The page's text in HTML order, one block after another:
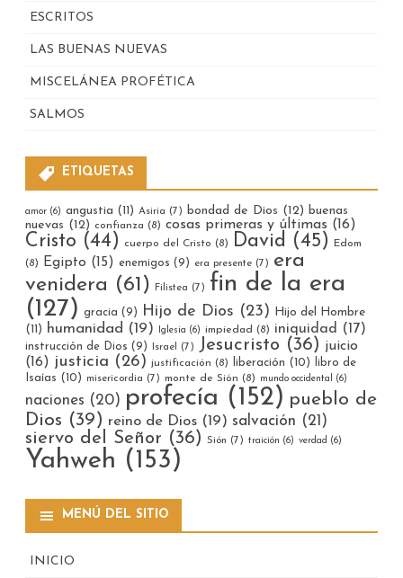
ESCRITOS
LAS BUENAS NUEVAS
MISCELÁNEA PROFÉTICA
SALMOS
ETIQUETAS
amor (6) angustia (11) Asiria (7) bondad de Dios (12) buenas
nuevas (12) confianza (8) cosas primeras y últimas (16)
Cristo (44) cuerpo del Cristo (8) David (45)
Edom
(8) Egipto (15) enemigos (9) era presente (7) era
venidera (61) Filistea (7) fin de la era
(127) gracia (9) Hijo de Dios (23)
Hijo del Hombre
(11)
humanidad (19) Iglesia (6) impiedad (8) iniquidad (17)
instrucción de Dios (9) Israel (7) Jesucristo (36) juicio
(16) justicia (26) justificación (8) liberación (10)
libro de
Isaías (10) misericordia (7) monte de Sión (8) mundo occidental (6)
naciones (20) profecía (152) pueblo de
Dios (39) reino de Dios (19) salvación (21)
siervo del Señor (36) Sión (7) traición (6) verdad (6)
Yahweh (153)
MENÚ DEL SITIO
INICIO